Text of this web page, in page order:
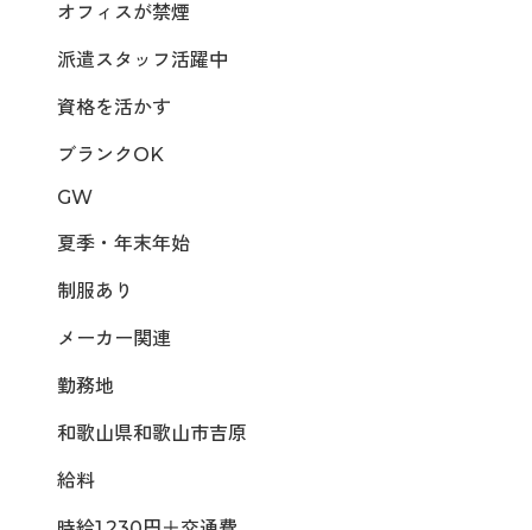
オフィスが禁煙
派遣スタッフ活躍中
資格を活かす
ブランクOK
GW
夏季・年末年始
制服あり
メーカー関連
勤務地
和歌山県和歌山市吉原
給料